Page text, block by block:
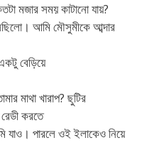
মজার সময় কাটানো যায়?
আমি মৌসুমীকে আব্দার
বেড়িয়ে
মাথা খারাপ? ছুটির
করতে
যাও। পারলে ওই ইলাকেও নিয়ে